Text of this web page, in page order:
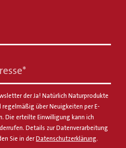
*
der Ja! Natürlich Naturprodukte
regelmäßig über Neuigkeiten per E-
Die erteilte Einwilligung kann ich
Details zur Datenverarbeitung
Sie in derDatenschutzerklärung.